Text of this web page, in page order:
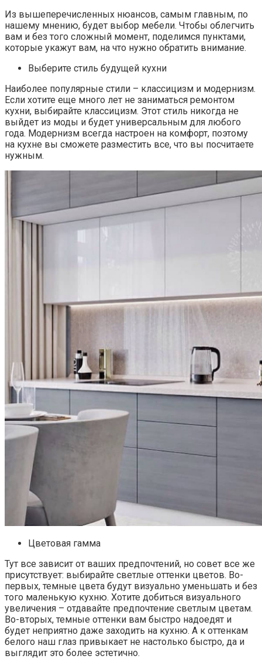
Из вышеперечисленных нюансов, самым главным, по
нашему мнению, будет выбор мебели. Чтобы облегчить
вам и без того сложный момент, поделимся пунктами,
которые укажут вам, на что нужно обратить внимание.
Выберите стиль будущей кухни
Наиболее популярные стили – классицизм и модернизм.
Если хотите еще много лет не заниматься ремонтом
кухни, выбирайте классицизм. Этот стиль никогда не
выйдет из моды и будет универсальным для любого
года. Модернизм всегда настроен на комфорт, поэтому
на кухне вы сможете разместить все, что вы посчитаете
нужным.
Цветовая гамма
Тут все зависит от ваших предпочтений, но совет все же
присутствует: выбирайте светлые оттенки цветов. Во-
первых, темные цвета будут визуально уменьшать и без
того маленькую кухню. Хотите добиться визуального
увеличения – отдавайте предпочтение светлым цветам.
Во-вторых, темные оттенки вам быстро надоедят и
будет неприятно даже заходить на кухню. А к оттенкам
белого наш глаз привыкает не настолько быстро, да и
выглядит это более эстетично.